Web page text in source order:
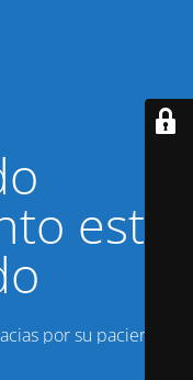
está
por su paciencia!